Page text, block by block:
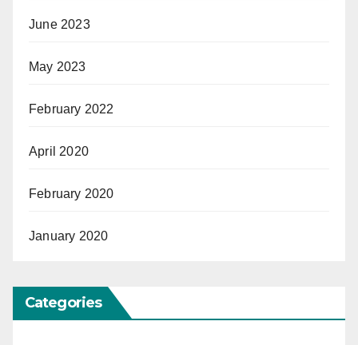
June 2023
May 2023
February 2022
April 2020
February 2020
January 2020
Categories